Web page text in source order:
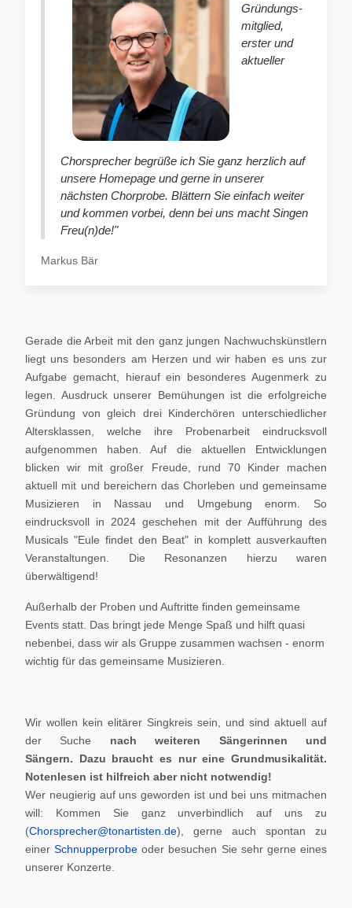
Gründungs-
mitglied,
erster und
aktueller
Chorsprecher begrüße ich Sie ganz herzlich auf
unsere Homepage und gerne in unserer
nächsten Chorprobe. Blättern Sie einfach weiter
und kommen vorbei, denn bei uns macht Singen
Freu(n)de!"
Markus Bär
Gerade die Arbeit mit den ganz jungen Nachwuchskünstlern
liegt uns besonders am Herzen und wir haben es uns zur
Aufgabe gemacht, hierauf ein besonderes Augenmerk zu
legen. Ausdruck unserer Bemühungen ist die erfolgreiche
Gründung von gleich drei Kinderchören unterschiedlicher
Altersklassen, welche ihre Probenarbeit eindrucksvoll
aufgenommen haben. Auf die aktuellen Entwicklungen
blicken wir mit großer Freude, rund 70 Kinder machen
aktuell mit und bereichern das Chorleben und gemeinsame
Musizieren in Nassau und Umgebung enorm. So
eindrucksvoll in 2024 geschehen mit der Aufführung des
Musicals "Eule findet den Beat" in komplett ausverkauften
Veranstaltungen. Die Resonanzen hierzu waren
überwältigend!
Außerhalb der Proben und Auftritte finden gemeinsame
Events statt. Das bringt jede Menge Spaß und hilft quasi
nebenbei, dass wir als Gruppe zusammen wachsen - enorm
wichtig für das gemeinsame Musizieren.
Wir wollen kein elitärer Singkreis sein, und sind aktuell auf
der Suche nach weiteren Sängerinnen und
Sängern. Dazu braucht es nur eine Grundmusikalität.
Notenlesen ist hilfreich aber nicht notwendig!
Wer neugierig auf uns geworden ist und bei uns mitmachen
will: Kommen Sie ganz unverbindlich auf uns zu
(Chorsprecher@tonartisten.de), gerne auch spontan zu
einerSchnupperprobe oder besuchen Sie sehr gerne eines
unserer Konzerte.